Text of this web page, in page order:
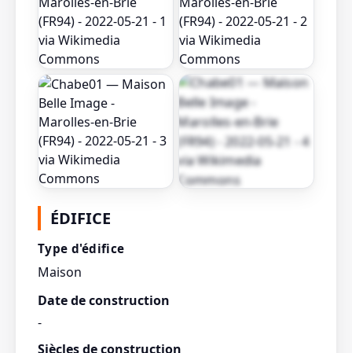
ÉDIFICE
Type d'édifice
Maison
Date de construction
-
Siècles de construction